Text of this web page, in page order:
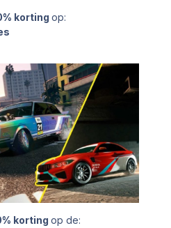
kortingop:
kortingop de: